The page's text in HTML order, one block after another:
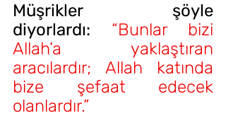
Müşrikler şöyle
diyorlardı:
“Bunlar bizi
Allah’a yaklaştıran
aracılardır; Allah katında
bize şefaat edecek
olanlardır.”